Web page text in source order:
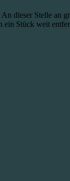
dieser Stelle an
Stück weit